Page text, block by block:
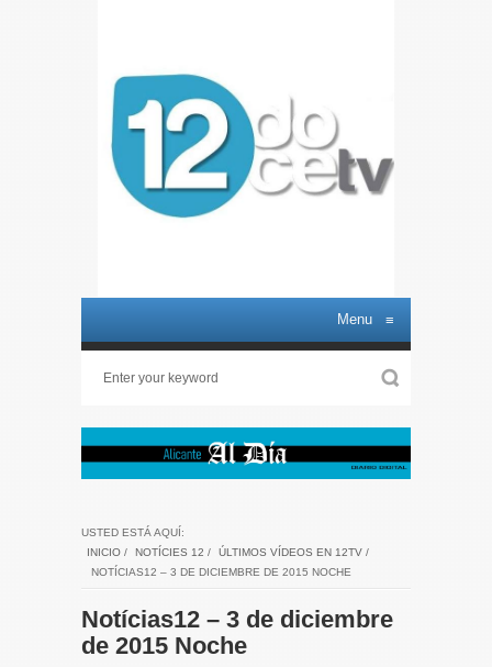
Menu ≡
USTED ESTÁ AQUÍ:
INICIO / NOTÍCIES 12 / ÚLTIMOS VÍDEOS EN 12TV /
NOTÍCIAS12 – 3 DE DICIEMBRE DE 2015 NOCHE
Notícias12 – 3 de diciembre
de 2015 Noche